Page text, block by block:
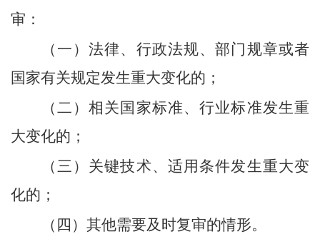
审：
（一）法律、行政法规、部门规章或者
国家有关规定发生重大变化的；
（二）相关国家标准、行业标准发生重
大变化的；
（三）关键技术、适用条件发生重大变
化的；
（四）其他需要及时复审的情形。